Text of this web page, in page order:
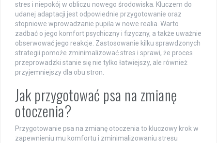
stres i niepokój w obliczu nowego środowiska. Kluczem do
udanej adaptacji jest odpowiednie przygotowanie oraz
stopniowe wprowadzanie pupila w nowe realia. Warto
zadbać o jego komfort psychiczny i fizyczny, a także uważnie
obserwować jego reakcje. Zastosowanie kilku sprawdzonych
strategii pomoże zminimalizować stres i sprawi, że proces
przeprowadzki stanie się nie tylko łatwiejszy, ale również
przyjemniejszy dla obu stron.
Jak przygotować psa na zmianę
otoczenia?
Przygotowanie psa na zmianę otoczenia to kluczowy krok w
zapewnieniu mu komfortu i zminimalizowaniu stresu